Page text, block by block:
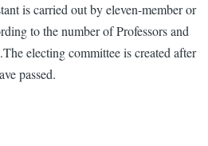
is carried out by eleven-member or
to the number of Professors and
electing committee is created after
passed.